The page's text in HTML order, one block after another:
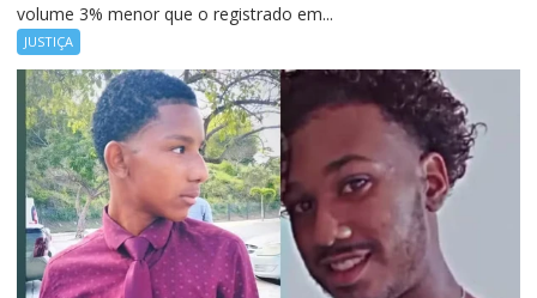
volume 3% menor que o registrado em...
JUSTIÇA